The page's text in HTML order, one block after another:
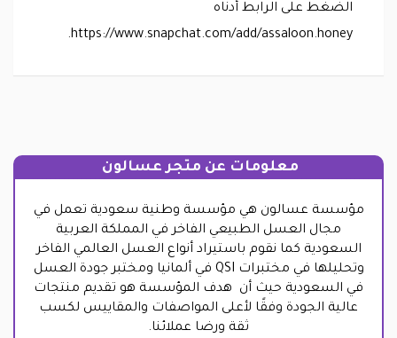
الضغط على الرابط أدناه
https://www.snapchat.com/add/assaloon.honey.
معلومات عن متجر عسالون
مؤسسة عسالون هي مؤسسة وطنية سعودية تعمل في
مجال العسل الطبيعي الفاخر في المملكة العربية
السعودية كما نقوم باستيراد أنواع العسل العالمي الفاخر
وتحليلها في مختبرات QSI في ألمانيا ومختبر جودة العسل
في السعودية حيث أن هدف المؤسسة هو تقديم منتجات
عالية الجودة وفقًا لأعلى المواصفات والمقاييس لكسب
ثقة ورضا عملائنا.